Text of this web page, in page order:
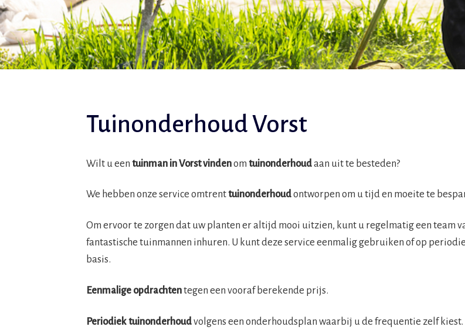
Tuinonderhoud Vorst
Wilt u een tuinman in Vorst vindenom tuinonderhoudaan uit te besteden?
We hebben onze service omtrenttuinonderhoudontworpen om u tijd en moeite te
Om ervoor te zorgen dat uw planten er altijd mooi uitzien, kunt u regelmatig een team
fantastische tuinmannen inhuren. U kunt deze service eenmalig gebruiken of op
basis.
Eenmalige opdrachtentegen een vooraf berekende prijs.
Periodiek tuinonderhoudvolgens een onderhoudsplan waarbij u de frequentie zelf kiest.